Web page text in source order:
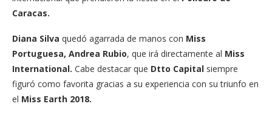
Caracas.
Diana Silva quedó agarrada de manos con Miss
Portuguesa, Andrea Rubio, que irá directamente al Miss
International. Cabe destacar que Dtto Capital siempre
figuró como favorita gracias a su experiencia con su triunfo en
el Miss Earth 2018.